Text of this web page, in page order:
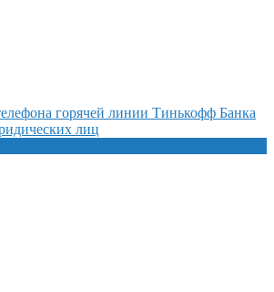
горячей линии Тинькофф Банка
лиц